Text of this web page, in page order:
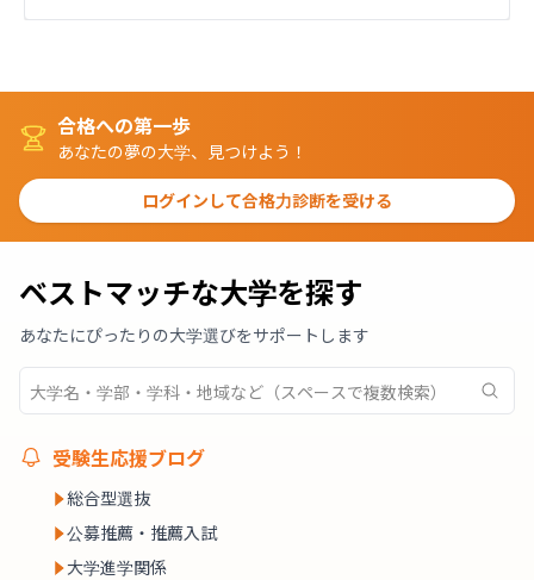
合格への第一歩
あなたの夢の大学、見つけよう！
ログインして合格力診断を受ける
ベストマッチな大学を探す
あなたにぴったりの大学選びをサポートします
受験生応援ブログ
総合型選抜
公募推薦・推薦入試
大学進学関係